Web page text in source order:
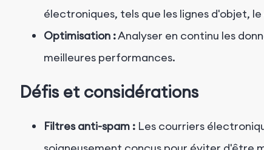
électroniques, tels que les lignes d'objet,
Optimisation :Analyser en continu les
meilleures performances.
Défis et considérations
Filtres anti-spam : Les courriers